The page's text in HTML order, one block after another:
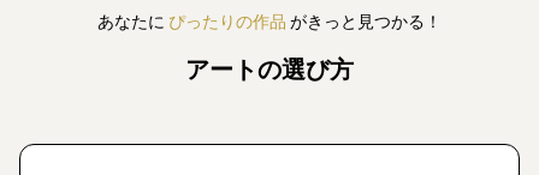
あなたに ぴったりの作品 がきっと見つかる！
アートの選び方